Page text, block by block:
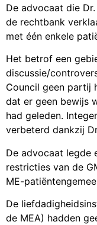
De advocaat die
de rechtbank
met één enkele
Het betrof een
discussie/
Council geen partij
dat er geen bewijs
had geleden.
verbeterd dankzij
De advocaat legde
restricties van de
ME-
De
de MEA) hadden